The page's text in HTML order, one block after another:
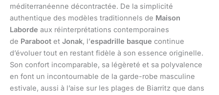
méditerranéenne décontractée. De la simplicité
authentique des modèles traditionnels de Maison
Laborde aux réinterprétations contemporaines
de Paraboot et Jonak, l’espadrille basque continue
d’évoluer tout en restant fidèle à son essence originelle.
Son confort incomparable, sa légèreté et sa polyvalence
en font un incontournable de la garde-robe masculine
estivale, aussi à l’aise sur les plages de Biarritz que dans